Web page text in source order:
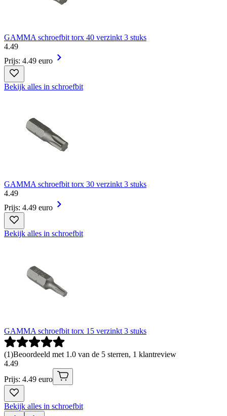
GAMMA schroefbit torx 40 verzinkt 3 stuks
4.49
Prijs: 4.49 euro
Bekijk alles in schroefbit
GAMMA schroefbit torx 30 verzinkt 3 stuks
4.49
Prijs: 4.49 euro
Bekijk alles in schroefbit
GAMMA schroefbit torx 15 verzinkt 3 stuks
(1)Beoordeeld met 1.0 van de 5 sterren, 1 klantreview
4.49
Prijs: 4.49 euro
Bekijk alles in schroefbit